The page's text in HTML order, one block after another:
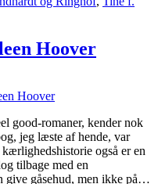
Hoover
good-romaner, kender nok
jeg læste af hende, var
også er en
tilbage med en
give gåsehud, men ikke på…